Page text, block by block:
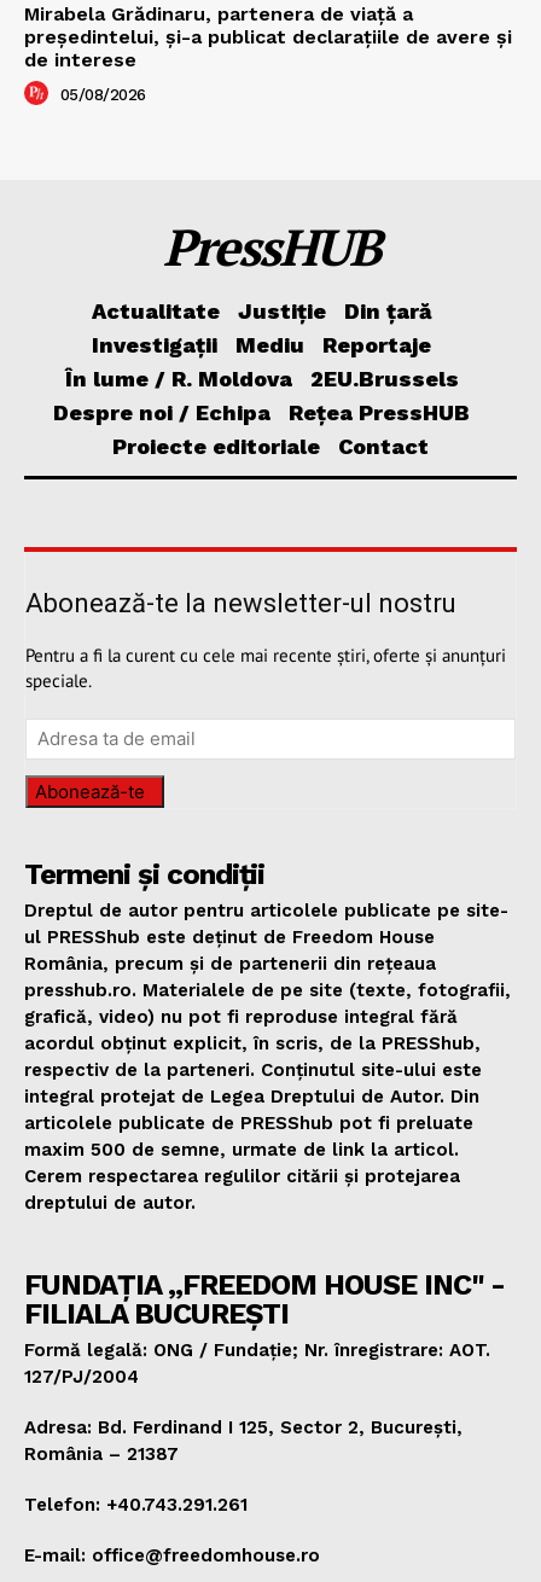
Mirabela Grădinaru, partenera de viață a
președintelui, și-a publicat declarațiile de avere și
de interese
05/08/2026
PressHUB
Actualitate Justiție
Din țară
Investigații
Mediu
Reportaje
În lume / R. Moldova
2EU.Brussels
Despre noi / Echipa
Rețea PressHUB
Proiecte editoriale
Contact
Abonează-te la newsletter-ul nostru
Pentru a fi la curent cu cele mai recente știri, oferte și anunțuri
speciale.
Abonează-te
Termeni și condiții
Dreptul de autor pentru articolele publicate pe site-
ul PRESShub este deținut de Freedom House
România, precum și de partenerii din rețeaua
presshub.ro. Materialele de pe site (texte, fotografii,
grafică, video) nu pot fi reproduse integral fără
acordul obținut explicit, în scris, de la PRESShub,
respectiv de la parteneri. Conținutul site-ului este
integral protejat de Legea Dreptului de Autor. Din
articolele publicate de PRESShub pot fi preluate
maxim 500 de semne, urmate de link la articol.
Cerem respectarea regulilor citării și protejarea
dreptului de autor.
FUNDAȚIA „FREEDOM HOUSE INC" -
FILIALA BUCUREȘTI
Formă legală: ONG / Fundație; Nr. înregistrare: AOT.
127/PJ/2004
Adresa: Bd. Ferdinand I 125, Sector 2, București,
România – 21387
Telefon: +40.743.291.261
E-mail: office@freedomhouse.ro